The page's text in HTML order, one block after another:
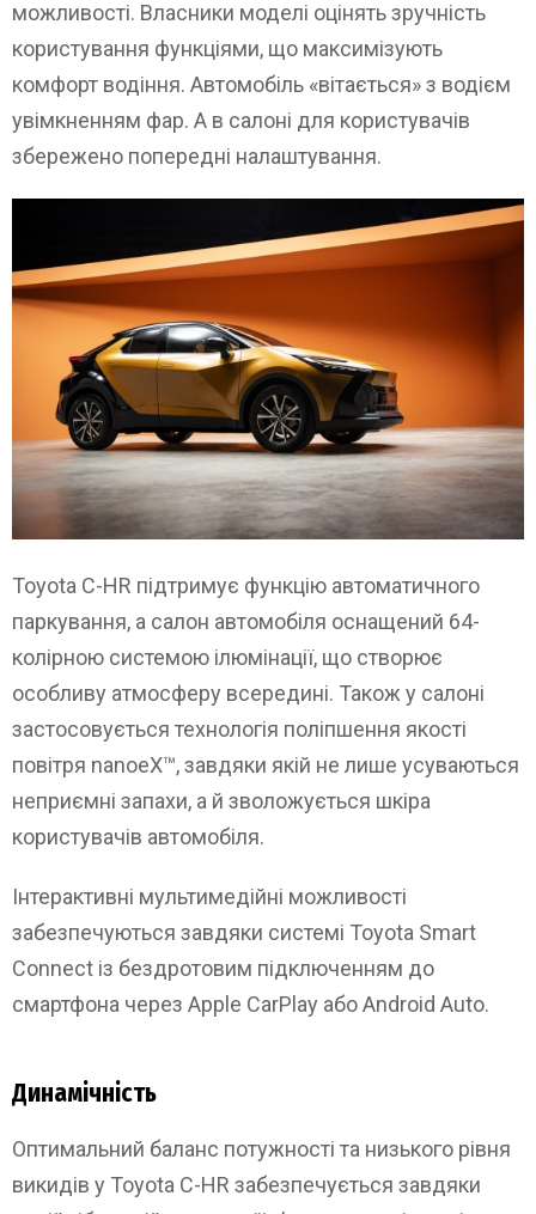
можливості. Власники моделі оцінять зручність
користування функціями, що максимізують
комфорт водіння. Автомобіль «вітається» з водієм
увімкненням фар. А в салоні для користувачів
збережено попередні налаштування.
Toyota C-HR підтримує функцію автоматичного
паркування, а салон автомобіля оснащений 64-
колірною системою ілюмінації, що створює
особливу атмосферу всередині. Також у салоні
застосовується технологія поліпшення якості
повітря nanoeX™, завдяки якій не лише усуваються
неприємні запахи, а й зволожується шкіра
користувачів автомобіля.
Інтерактивні мультимедійні можливості
забезпечуються завдяки системі Toyota Smart
Connect із бездротовим підключенням до
смартфона через Apple CarPlay або Android Auto.
Динамічність
Оптимальний баланс потужності та низького рівня
викидів у Toyota C-HR забезпечується завдяки